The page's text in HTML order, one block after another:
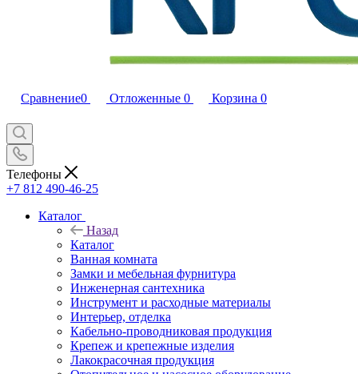
Сравнение0 Отложенные 0 Корзина 0
Телефоны
+7 812 490-46-25
Каталог
Назад
Каталог
Ванная комната
Замки и мебельная фурнитура
Инженерная сантехника
Инструмент и расходные материалы
Интерьер, отделка
Кабельно-проводниковая продукция
Крепеж и крепежные изделия
Лакокрасочная продукция